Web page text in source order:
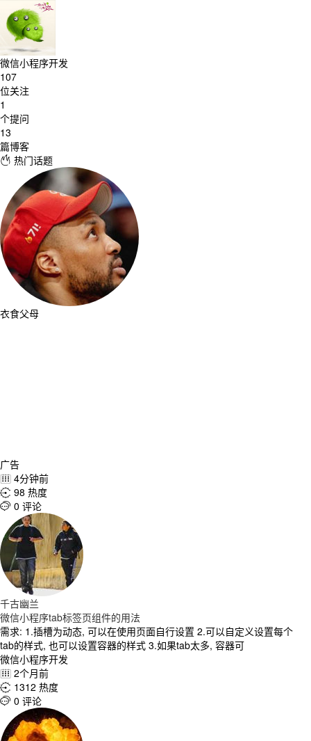
微信小程序开发
107
位关注
1
个提问
13
篇博客
 热门话题
衣食父母
广告
 4分钟前
 98 热度
 0 评论
千古幽兰
微信小程序tab标签页组件的用法
需求: 1.插槽为动态, 可以在使用页面自行设置 2.可以自定义设置每个
tab的样式, 也可以设置容器的样式 3.如果tab太多, 容器可
微信小程序开发
 2个月前
 1312 热度
 0 评论